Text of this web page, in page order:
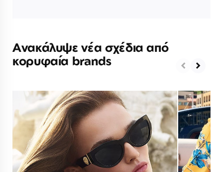
Ανακάλυψε νέα σχέδια από
κορυφαία brands